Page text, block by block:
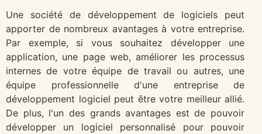
Une société de développement de logiciels peut
apporter de nombreux avantages à votre entreprise.
Par exemple, si vous souhaitez développer une
application, une page web, améliorer les processus
internes de votre équipe de travail ou autres, une
équipe professionnelle d'une entreprise de
développement logiciel peut être votre meilleur allié.
De plus, l'un des grands avantages est de pouvoir
développer un logiciel personnalisé pour pouvoir